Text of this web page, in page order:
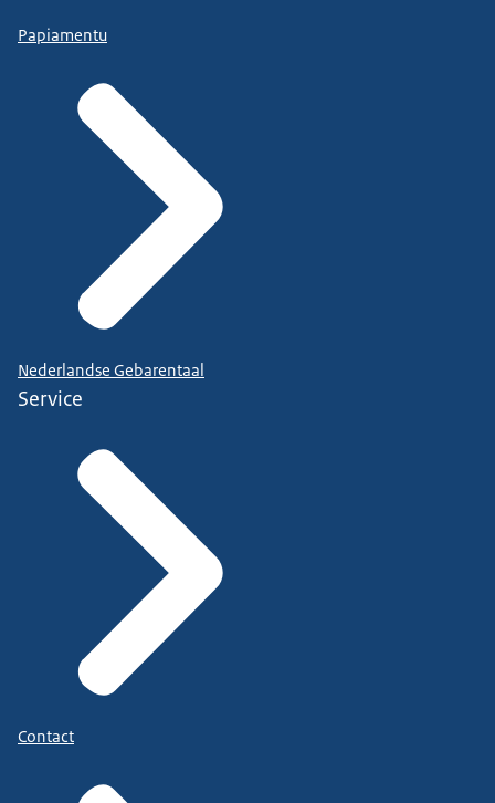
Papiamentu
Nederlandse Gebarentaal
Service
Contact